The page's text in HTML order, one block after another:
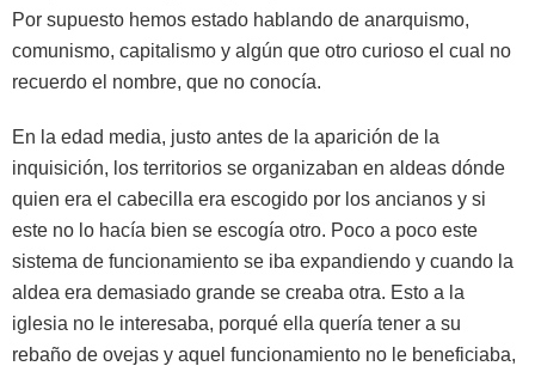
Por supuesto hemos estado hablando de anarquismo,
comunismo, capitalismo y algún que otro curioso el cual no
recuerdo el nombre, que no conocía.
En la edad media, justo antes de la aparición de la
inquisición, los territorios se organizaban en aldeas dónde
quien era el cabecilla era escogido por los ancianos y si
este no lo hacía bien se escogía otro. Poco a poco este
sistema de funcionamiento se iba expandiendo y cuando la
aldea era demasiado grande se creaba otra. Esto a la
iglesia no le interesaba, porqué ella quería tener a su
rebaño de ovejas y aquel funcionamiento no le beneficiaba,